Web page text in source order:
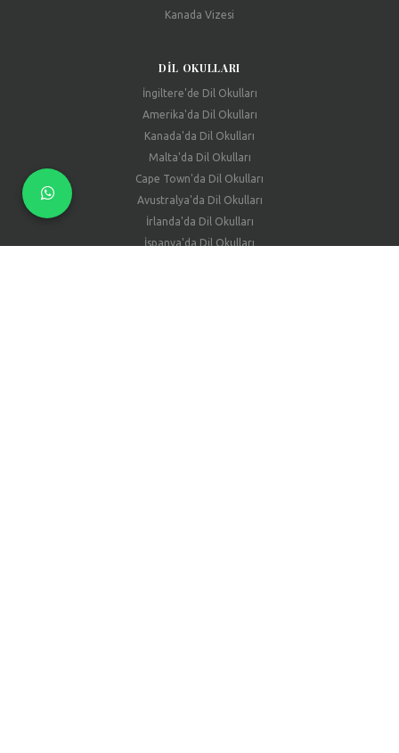
Kanada Vizesi
DIL OKULLARI
İngiltere'de Dil Okulları
Amerika'da Dil Okulları
Kanada'da Dil Okulları
Malta'da Dil Okulları
Cape Town'da Dil Okulları
Avustralya'da Dil Okulları
İrlanda'da Dil Okulları
İspanya'da Dil Okulları